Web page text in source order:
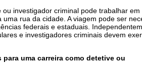
investigador criminal pode trabalhar em
rua da cidade. A viagem pode ser
federais e estaduais.
e investigadores criminais devem
uma carreira como detetive ou